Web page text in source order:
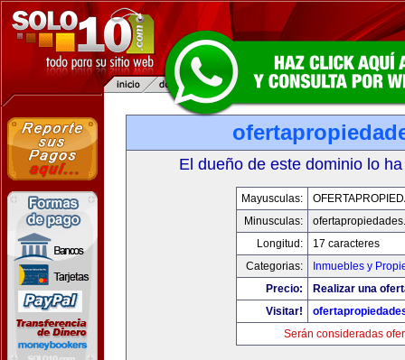
El dueño de este dominio lo
Mayusculas:
Minusculas:
Longitud:
17 caracteres
Categorias:
Inmuebles y
Precio:
Realizar una
Visitar!
Serán consideradas